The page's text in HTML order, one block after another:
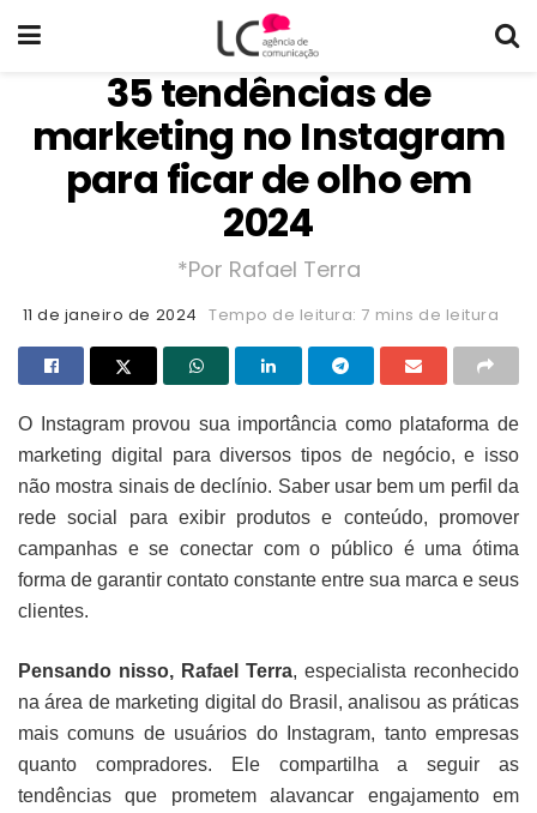
35 tendências de
marketing no Instagram
para ficar de olho em
2024
*Por Rafael Terra
11 de janeiro de 2024 Tempo de leitura: 7 mins de leitura
O Instagram provou sua importância como plataforma de
marketing digital para diversos tipos de negócio, e isso
não mostra sinais de declínio. Saber usar bem um perfil da
rede social para exibir produtos e conteúdo, promover
campanhas e se conectar com o público é uma ótima
forma de garantir contato constante entre sua marca e seus
clientes.
Pensando nisso, Rafael Terra, especialista reconhecido
na área de marketing digital do Brasil, analisou as práticas
mais comuns de usuários do Instagram, tanto empresas
quanto compradores. Ele compartilha a seguir as
tendências que prometem alavancar engajamento em